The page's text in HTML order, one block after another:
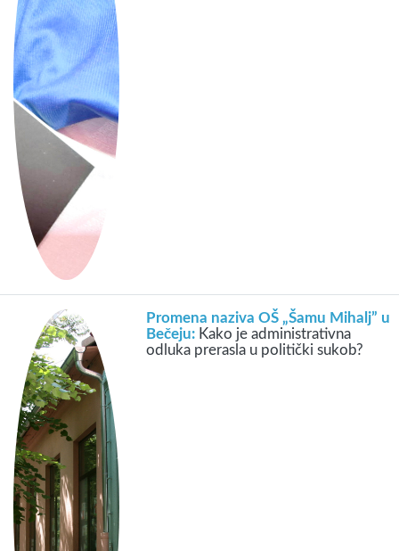
Promena naziva OŠ „Šamu Mihalj” u
Bečeju: Kako je administrativna
odluka prerasla u politički sukob?